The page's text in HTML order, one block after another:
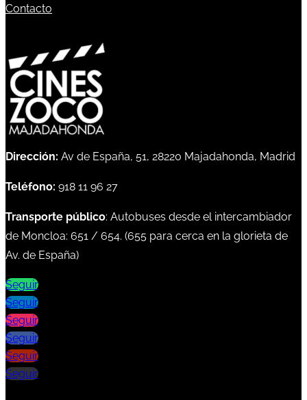
Contacto
Dirección: Av de España, 51, 28220 Majadahonda, Madrid
Teléfono: 918 11 96 27
Transporte público: Autobuses desde el intercambiador
de Moncloa: 651 / 654. (655 para cerca en la glorieta de
Av. de España)
Seguir
Seguir
Seguir
Seguir
Seguir
Seguir